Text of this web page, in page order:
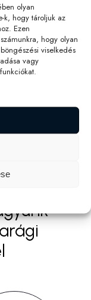
olyan
k, hogy tároljuk az
Ezen
hogy olyan
viselkedés
vagy